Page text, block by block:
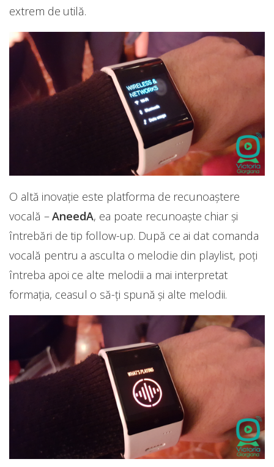
extrem de utilă.
O altă inovație este platforma de recunoaștere
vocală –AneedA, ea poate recunoaște chiar și
întrebări de tip follow-up. După ce ai dat comanda
vocală pentru a asculta o melodie din playlist, poți
întreba apoi ce alte melodii a mai interpretat
formația, ceasul o să-ți spună și alte melodii.